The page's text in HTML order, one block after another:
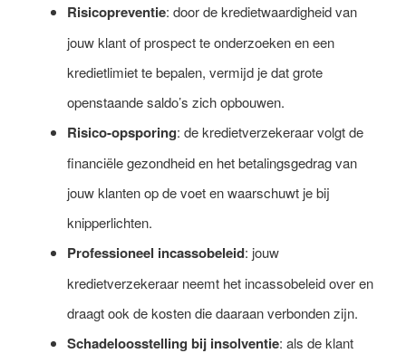
Risicopreventie: door de kredietwaardigheid van
jouw klant of prospect te onderzoeken en een
kredietlimiet te bepalen, vermijd je dat grote
openstaande saldo’s zich opbouwen.
Risico-opsporing: de kredietverzekeraar volgt de
financiële gezondheid en het betalingsgedrag van
jouw klanten op de voet en waarschuwt je bij
knipperlichten.
Professioneel incassobeleid: jouw
kredietverzekeraar neemt het incassobeleid over en
draagt ook de kosten die daaraan verbonden zijn.
Schadeloosstelling bij insolventie: als de klant